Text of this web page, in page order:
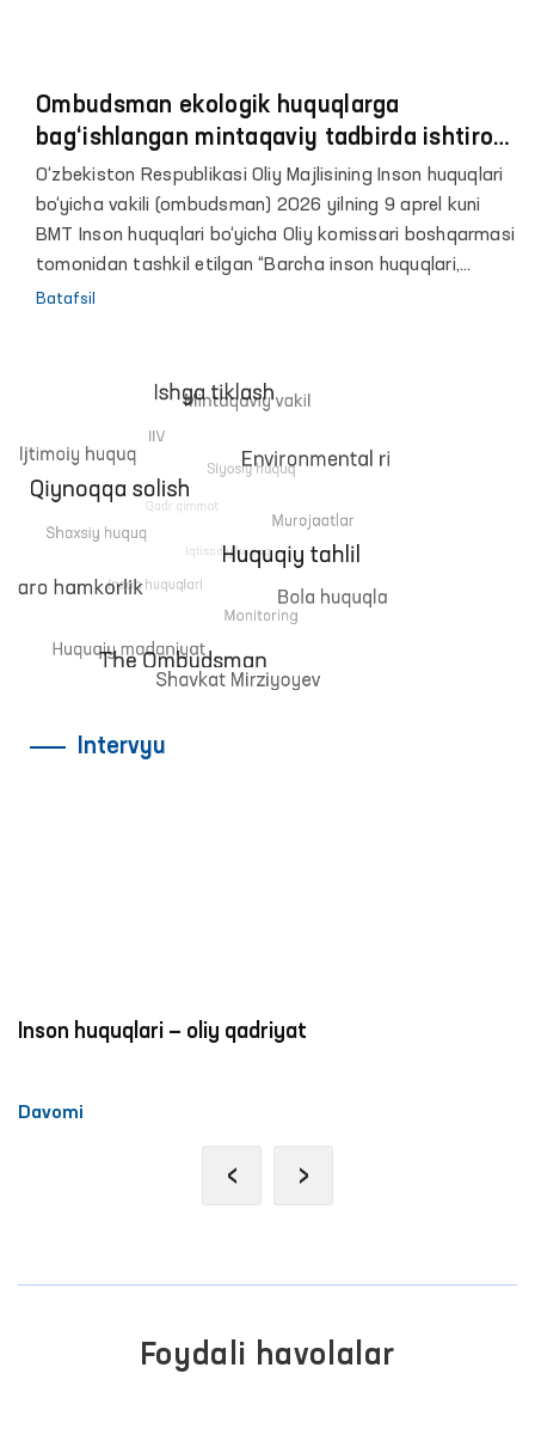
Ombudsman ekologik huquqlarga
bag‘ishlangan mintaqaviy tadbirda ishtirok
etdi
O‘zbekiston Respublikasi Oliy Majlisining Inson huquqlari
bo‘yicha vakili (ombudsman) 2026 yilning 9 aprel kuni
BMT Inson huquqlari bo‘yicha Oliy komissari boshqarmasi
tomonidan tashkil etilgan “Barcha inson huquqlari,
jumladan, rivojlanish huquqini amalga oshirishda Shimol–
tadbirda ishtirok etdi.
Batafsil
Intervyu
Inson huquqlari — oliy qadriyat
Davomi
‹ ›
Foydali havolalar